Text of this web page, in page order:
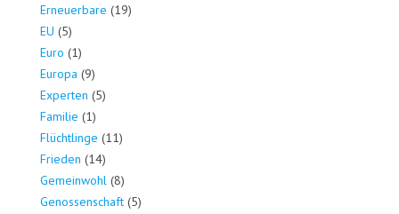
Erneuerbare (19)
EU (5)
Euro (1)
Europa (9)
Experten (5)
Familie (1)
Flüchtlinge (11)
Frieden (14)
Gemeinwohl (8)
Genossenschaft (5)